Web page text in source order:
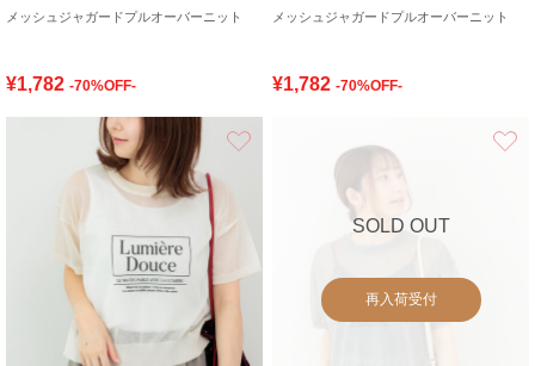
メッシュジャガードプルオーバーニット
¥1,782 -70%OFF-
メッシュジャガードプルオーバーニット
¥1,782 -70%OFF-
SOLD OUT
再入荷受付